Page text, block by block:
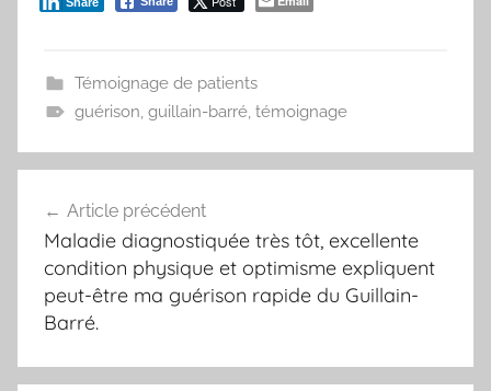
Share
Témoignage de patients
guérison, guillain-barré, témoignage
de
l’article
Article précédent
Maladie diagnostiquée très tôt, excellente
condition physique et optimisme expliquent
peut-être ma guérison rapide du Guillain-
Barré.